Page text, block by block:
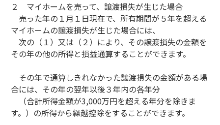
２ マイホームを売って、譲渡損失が生じた場合
売った年の１月１日現在で、所有期間が５年を超える
マイホームの譲渡損失が生じた場合には、
次の（１）又は（２）により、その譲渡損失の金額を
その年の他の所得と損益通算することができます。
その年で通算しきれなかった譲渡損失の金額がある場
合には、その年の翌年以後３年内の各年分
（合計所得金額が3,000万円を超える年分を除きま
す。）の所得から繰越控除をすることができます。